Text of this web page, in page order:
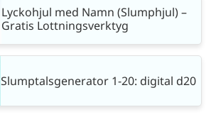
Lyckohjul med Namn (Slumphjul) –
Gratis Lottningsverktyg
Slumptalsgenerator 1-20: digital d20